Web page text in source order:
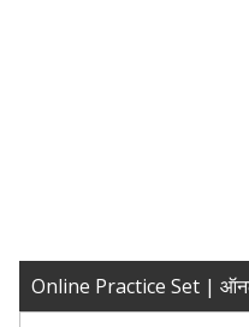
Online Practice Set |